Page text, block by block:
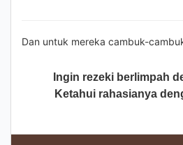
Dan untuk mereka cambuk-
Ingin rezeki berlimpah
Ketahui rahasianya